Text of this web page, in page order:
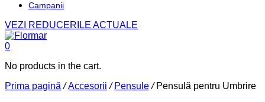
Campanii
VEZI REDUCERILE ACTUALE
0
No products in the cart.
Prima pagină /Accesorii / Pensule/ Pensulă pentru Umbrire